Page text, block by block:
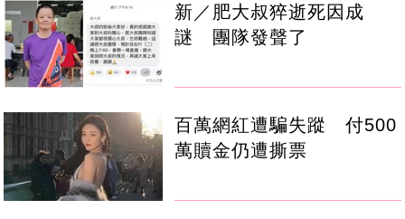
新／肥大叔猝逝死因成
謎 團隊發聲了
百萬網紅遭騙失蹤 付500
萬贖金仍遭撕票